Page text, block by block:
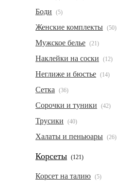
Боди (5)
Женские комплекты (50)
Мужское белье (21)
Наклейки на соски (12)
Неглиже и бюстье (14)
Сетка (36)
Сорочки и туники (42)
Трусики (40)
Халаты и пеньюары (26)
Корсеты (121)
Корсет на талию (5)